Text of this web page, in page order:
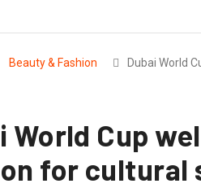
Beauty & Fashion Dubai World
World Cup
for cultural